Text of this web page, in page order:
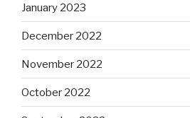
January 2023
December 2022
November 2022
October 2022